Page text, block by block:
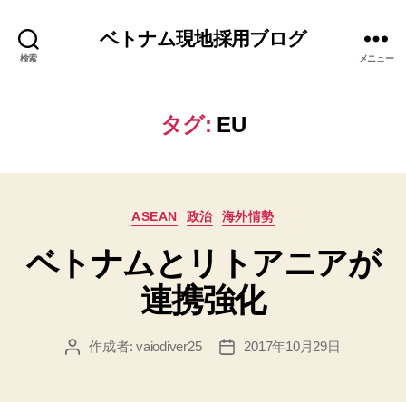
検索
ベトナム現地採用ブログ
メニュー
タグ: EU
カ
ゴ
リ
ー
ASEAN 政治 海外情勢
ベトナムとリトアニアが
連携強化
投
作成者:vaiodiver25
投
2017年10月29日